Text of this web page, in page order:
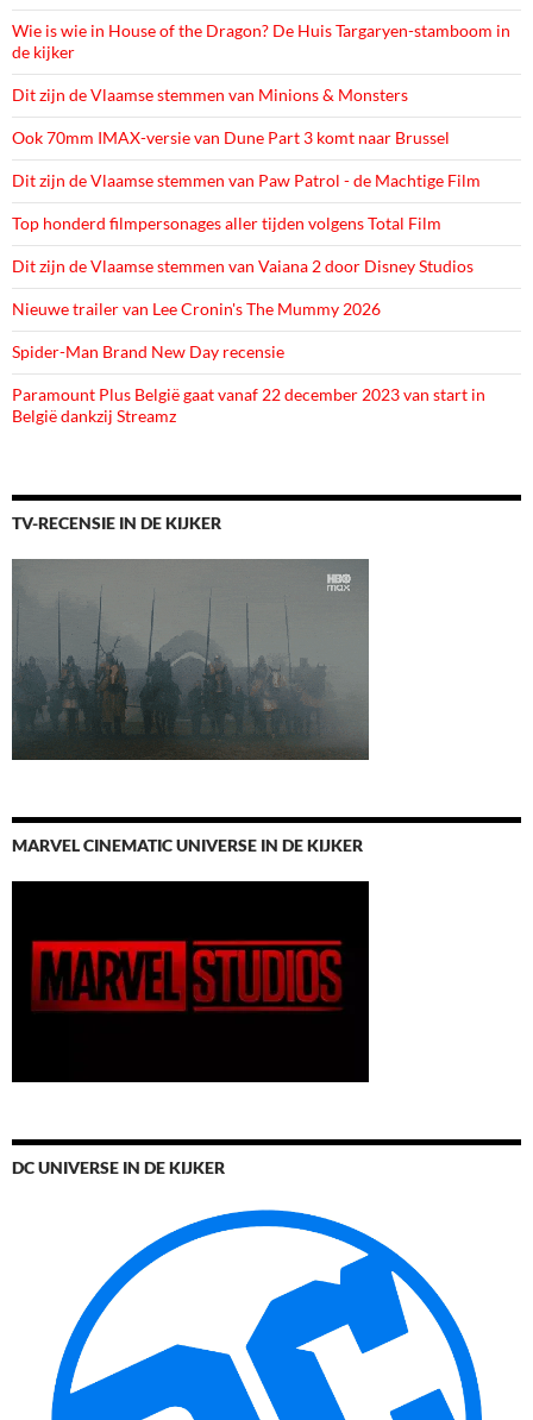
Wie is wie in House of the Dragon? De Huis Targaryen-stamboom in
de kijker
Dit zijn de Vlaamse stemmen van Minions & Monsters
Ook 70mm IMAX-versie van Dune Part 3 komt naar Brussel
Dit zijn de Vlaamse stemmen van Paw Patrol - de Machtige Film
Top honderd filmpersonages aller tijden volgens Total Film
Dit zijn de Vlaamse stemmen van Vaiana 2 door Disney Studios
Nieuwe trailer van Lee Cronin's The Mummy 2026
Spider-Man Brand New Day recensie
Paramount Plus België gaat vanaf 22 december 2023 van start in
België dankzij Streamz
TV-RECENSIE IN DE KIJKER
MARVEL CINEMATIC UNIVERSE IN DE KIJKER
DC UNIVERSE IN DE KIJKER